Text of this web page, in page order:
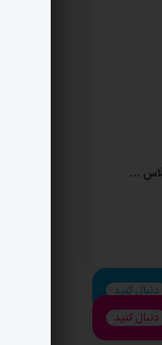
معرفی کتاب پوست در بازی از نسیم نیکلاس طالب
دنبال کنید
دنبال کنید